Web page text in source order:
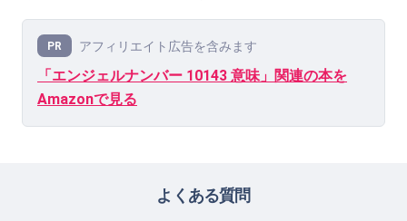
PR アフィリエイト広告を含みます
「エンジェルナンバー 10143 意味」関連の本を
Amazonで見る
よくある質問